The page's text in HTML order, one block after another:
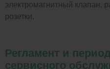
электромагнитный клапан,
розетки.
Регламент и
сервисного